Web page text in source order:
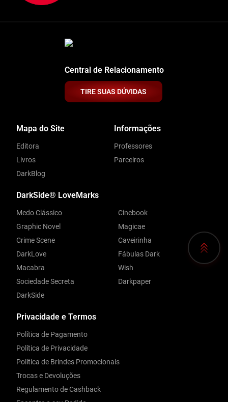
Central de Relacionamento
TIRE SUAS DÚVIDAS
Privacidade e Termos
Política de Pagamento
Política de Privacidade
Política de Brindes Promocionais
Trocas e Devoluções
Regulamento de Cashback
Mapa do Site
Editora
Livros
DarkBlog
Informações
Professores
Parceiros
DarkSide® LoveMarks
Medo Clássico
Graphic Novel
Crime Scene
DarkLove
Macabra
Sociedade Secreta
DarkSide
Cinebook
Magicae
Caveirinha
Fábulas Dark
Wish
Darkpaper